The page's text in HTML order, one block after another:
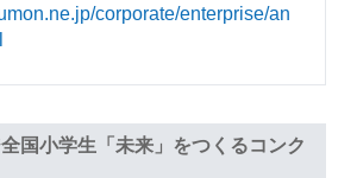
corporate/enterprise/an
国小学生「未来」をつくるコンク